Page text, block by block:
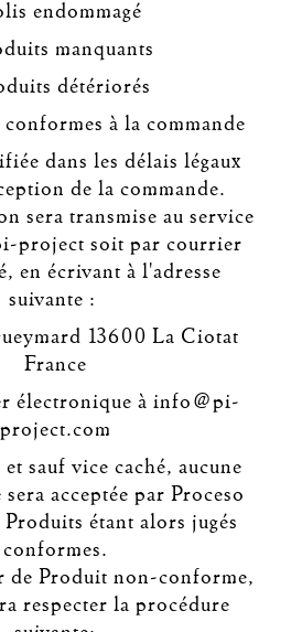
endommagé
manquants
détériorés
à la commande
dans les délais légaux
de la commande.
sera transmise au service
project soit par courrier
en écrivant à l'adresse
suivante :
13600 La Ciotat
France
électronique à info@pi-
project.com
et sauf vice caché, aucune
acceptée par Proceso
étant alors jugés
conformes.
de Produit non-conforme,
respecter la procédure